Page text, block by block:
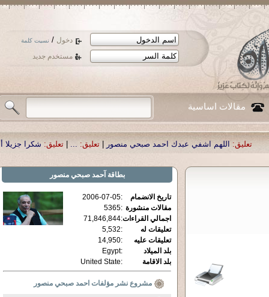
دخول / نسيت كلمة
مستخدم جديد
مقالات اساسية
اشفي عبدك احمد صبحي منصور تعليق: ...
|تعليق: شكرا جزيلا أستاذ حمد
بطاقة آحمد صبحي منصور
تاريخ الانضمام :
2006-07-05
مقالات منشورة :
5365
اجمالي القراءات:
71,846,844
تعليقات له
:
5,532
تعليقات عليه
:
14,950
بلد الميلاد
:
Egypt
بلد الاقامة
:
United State
مشروع نشر مؤلفات احمد صبحي منصور